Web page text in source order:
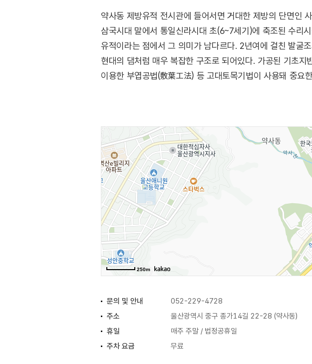
약사동 제방유적 전시관에 들어서면 거대한 제방의 단면인
삼국시대 말에서 통일신라시대 초(6~7세기)에 축조된 수리
유적이라는 점에서 그 의미가 남다르다. 2년여에 걸친 발굴
현대의 댐처럼 매우 복잡한 구조로 되어있다. 가공된 기초
이용한 부엽공법(敷葉工法) 등 고대토목기법이 사용돼 중
껍데기의 탄산칼슘이 수분과 만나 흙을 더욱 단단히 잡을
250m
문의 및 안내 052-229-4728
주소
울산광역시 중구 종가14길 22-28 (약사동)
휴일
매주 주말 / 법정공휴일
주차 요금
무료